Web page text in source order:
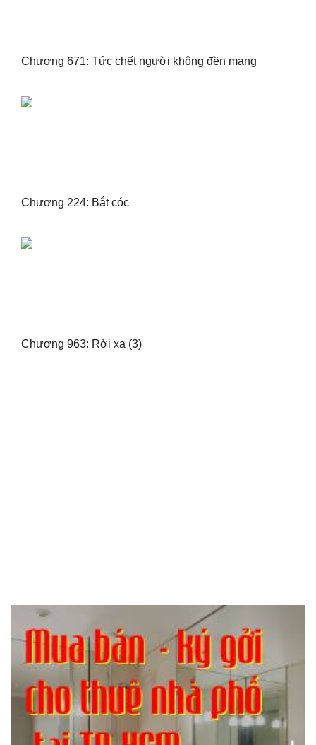
Chương 671: Tức chết người không đền mạng
Chương 224: Bắt cóc
Chương 963: Rời xa (3)